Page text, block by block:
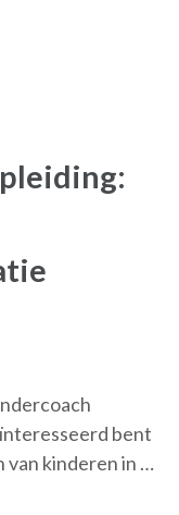
bent
van kinderen in …